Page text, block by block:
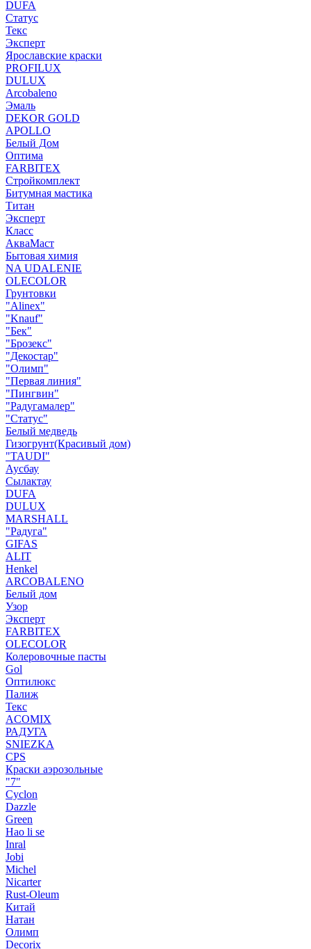
DUFA
Статус
Текс
Эксперт
Ярославские краски
PROFILUX
DULUX
Arcobaleno
Эмаль
DEKOR GOLD
APOLLO
Белый Дом
Оптима
FARBITEX
Стройкомплект
Битумная мастика
Титан
Эксперт
Класс
АкваМаст
Бытовая химия
NA UDALENIE
OLECOLOR
Грунтовки
"Alinex"
"Knauf"
"Бек"
"Брозекс"
"Декостар"
"Олимп"
"Первая линия"
"Пингвин"
"Радугамалер"
"Статус"
Белый медведь
Гизогрунт(Красивый дом)
"TAUDI"
Аусбау
Сылактау
DUFA
DULUX
MARSHALL
"Радуга"
GIFAS
ALIT
Henkel
ARCOBALENO
Белый дом
Узор
Эксперт
FARBITEX
OLECOLOR
Колеровочные пасты
Gol
Оптилюкс
Палиж
Текс
ACOMIX
РАДУГА
SNIEZKA
CPS
Краски аэрозольные
"7"
Cyclon
Dazzle
Green
Hao li se
Inral
Jobi
Michel
Nicarter
Rust-Oleum
Китай
Натан
Олимп
Decorix